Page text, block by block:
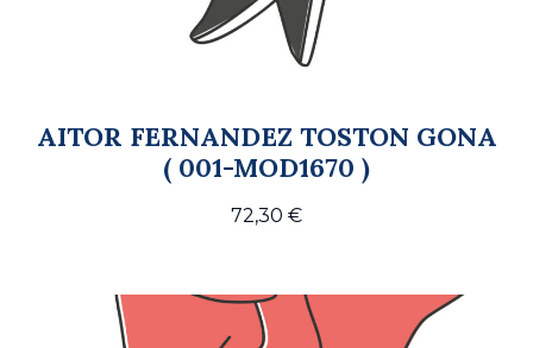
AITOR FERNANDEZ TOSTON GONA
( 001-MOD1670 )
72,30 €